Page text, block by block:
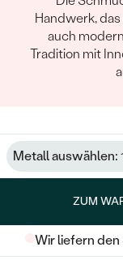
Handwerk,
auch
Tradition mit
Metall auswählen:
ZUM
Wir liefern den